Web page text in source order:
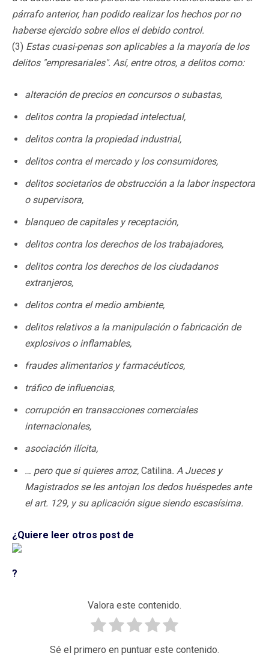
párrafo anterior, han podido realizar los hechos por no
haberse ejercido sobre ellos el debido control.
(3) Estas cuasi-penas son aplicables a la mayoría de los
delitos "empresariales". Así, entre otros, a delitos como:
alteración de precios en concursos o subastas,
delitos contra la propiedad intelectual,
delitos contra la propiedad industrial,
delitos contra el mercado y los consumidores,
delitos societarios de obstrucción a la labor inspectora
o supervisora,
blanqueo de capitales y receptación,
delitos contra los derechos de los trabajadores,
delitos contra los derechos de los ciudadanos
extranjeros,
delitos contra el medio ambiente,
delitos relativos a la manipulación o fabricación de
explosivos o inflamables,
fraudes alimentarios y farmacéuticos,
tráfico de influencias,
corrupción en transacciones comerciales
internacionales,
asociación ilícita,
… pero que si quieres arroz, Catilina. A Jueces y
Magistrados se les antojan los dedos huéspedes ante
el art. 129, y su aplicación sigue siendo escasísima.
¿Quiere leer otros post de
?
Valora este contenido.
Sé el primero en puntuar este contenido.